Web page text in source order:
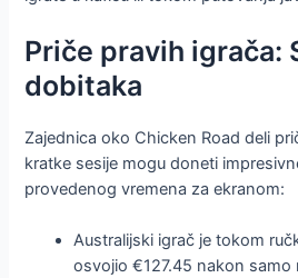
Priče pravih igrača:
dobitaka
Zajednica oko Chicken Road deli
kratke sesije mogu doneti
provedenog vremena za ekranom:
Australijski igrač je tokom
osvojio €127.45 nakon